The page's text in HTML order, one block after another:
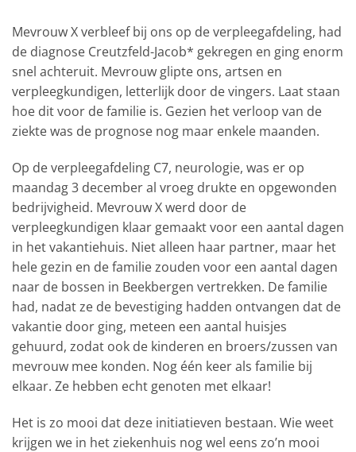
Mevrouw X verbleef bij ons op de verpleegafdeling, had
de diagnose Creutzfeld-Jacob* gekregen en ging enorm
snel achteruit. Mevrouw glipte ons, artsen en
verpleegkundigen, letterlijk door de vingers. Laat staan
hoe dit voor de familie is. Gezien het verloop van de
ziekte was de prognose nog maar enkele maanden.
Op de verpleegafdeling C7, neurologie, was er op
maandag 3 december al vroeg drukte en opgewonden
bedrijvigheid. Mevrouw X werd door de
verpleegkundigen klaar gemaakt voor een aantal dagen
in het vakantiehuis. Niet alleen haar partner, maar het
hele gezin en de familie zouden voor een aantal dagen
naar de bossen in Beekbergen vertrekken. De familie
had, nadat ze de bevestiging hadden ontvangen dat de
vakantie door ging, meteen een aantal huisjes
gehuurd, zodat ook de kinderen en broers/zussen van
mevrouw mee konden. Nog één keer als familie bij
elkaar. Ze hebben echt genoten met elkaar!
Het is zo mooi dat deze initiatieven bestaan. Wie weet
krijgen we in het ziekenhuis nog wel eens zo’n mooi